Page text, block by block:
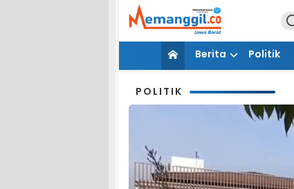
Berita Politik
POLITIK